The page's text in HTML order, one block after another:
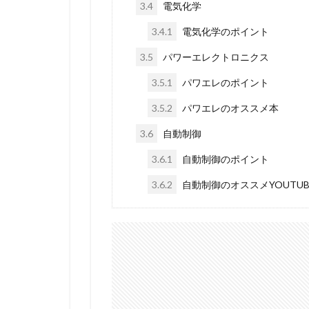
3.4 電気化学
3.4.1 電気化学のポイント
3.5 パワーエレクトロニクス
3.5.1 パワエレのポイント
3.5.2 パワエレのオススメ本
3.6 自動制御
3.6.1 自動制御のポイント
3.6.2 自動制御のオススメ